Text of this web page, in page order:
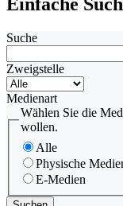
Einfache
Suche
Zweigstelle
Medienart
Wählen Sie die
wollen.
Alle
Physische
E-Medien